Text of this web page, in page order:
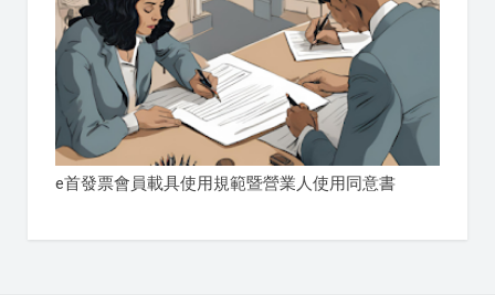
e首發票會員載具使用規範暨營業人使用同意書